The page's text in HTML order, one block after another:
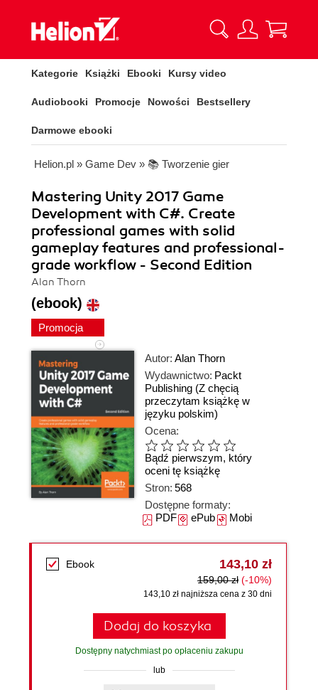
Kategorie Książki Ebooki Kursy video
Audiobooki Promocje Nowości Bestsellery
Darmowe ebooki
Helion.pl » Game Dev » 📚 Tworzenie gier
Mastering Unity 2017 Game
Development with C#. Create
professional games with solid
gameplay features and professional-
grade workflow - Second Edition
Alan Thorn
(ebook)
Promocja
Autor: Alan Thorn
Wydawnictwo: Packt
Publishing (Z chęcią
przeczytam książkę w
języku polskim)
Ocena:
Bądź pierwszym, który
oceni tę książkę
Stron: 568
Dostępne formaty:
PDFePubMobi
Ebook 143,10 zł
159,00 zł (-10%)
143,10 zł najniższa cena z 30 dni
Dodaj do koszyka
Dostępny natychmiast po opłaceniu zakupu
lub